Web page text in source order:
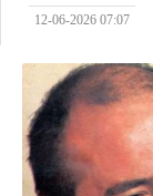
12-06-2026 07:07